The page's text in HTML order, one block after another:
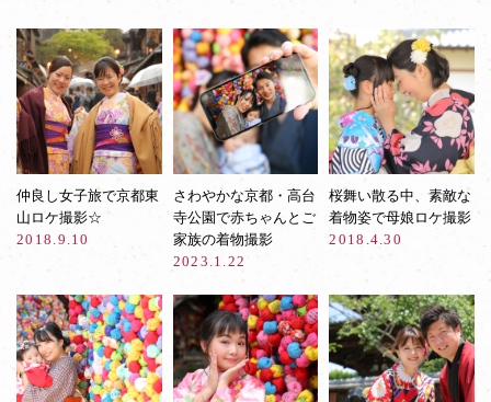
仲良し女子旅で京都東
山ロケ撮影☆
2018.9.10
さわやかな京都・高台
寺公園で赤ちゃんとご
家族の着物撮影
2023.1.22
桜舞い散る中、素敵な
着物姿で母娘ロケ撮影
2018.4.30